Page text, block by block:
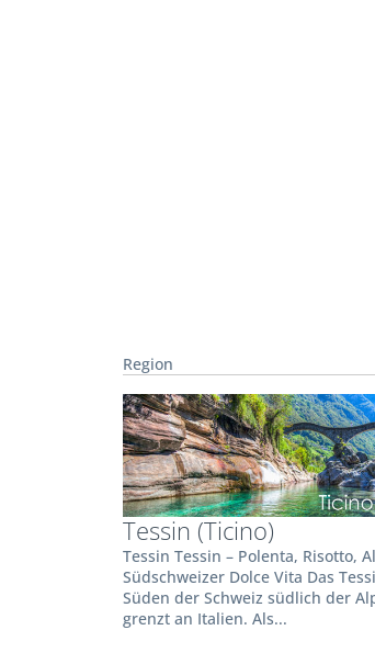
Region
Tessin (Ticino)
Tessin Tessin – Polenta, Risotto,
Südschweizer Dolce Vita Das
Süden der Schweiz südlich der
grenzt an Italien. Als...